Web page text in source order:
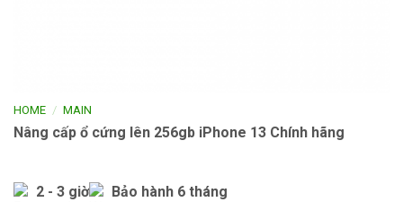
HOME / MAIN
Nâng cấp ổ cứng lên 256gb iPhone 13 Chính hãng
2 - 3 giờ Bảo hành 6 tháng